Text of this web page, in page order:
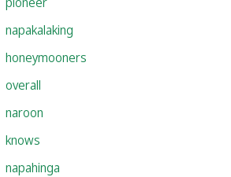
napakalaking
honeymooners
overall
naroon
knows
napahinga